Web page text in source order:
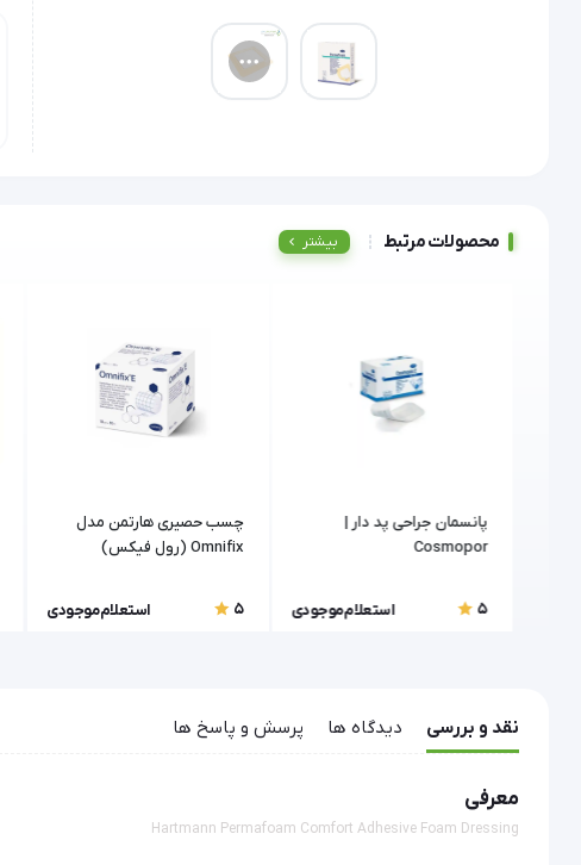
محصولات مرتبط بیشتر
پانسمان جراحی پد دار |
Cosmopor
5 استعلام موجودی
چسب حصیری هارتمن مدل
Omnifix (رول فیکس)
5 استعلام موجودی
نقد و بررسی دیدگاه ها پرسش و پاسخ ها
معرفی
Hartmann Permafoam Comfort Adhesive Foam Dressing